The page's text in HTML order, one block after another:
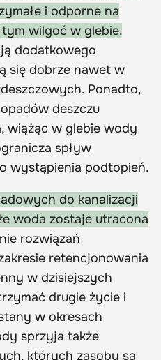
i odporne na
wilgoć w glebie.
dodatkowego
się dobrze nawet w
Ponadto,
deszczu
wiążąc w glebie wody
spływ
wystąpienia podtopień.
do kanalizacji
woda zostaje utracona
rozwiązań
retencjonowania
w dzisiejszych
drugie życie i
w okresach
sprzyja także
których zasoby są